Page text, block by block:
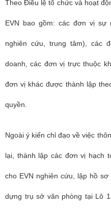
Theo Điều lệ tổ chức và hoạt
EVN bao gồm: các đơn vị sự
nghiên cứu, trung tâm), các
doanh, các đơn vị trực thuộc
đơn vị khác được thành lập
quyền.
Ngoàiý kiến chỉ đạo về việc
lại, thành lập các đơn vị hạch
cho EVN nghiên cứu, lập hồ
dựng trụ sở văn phòng tại Lô